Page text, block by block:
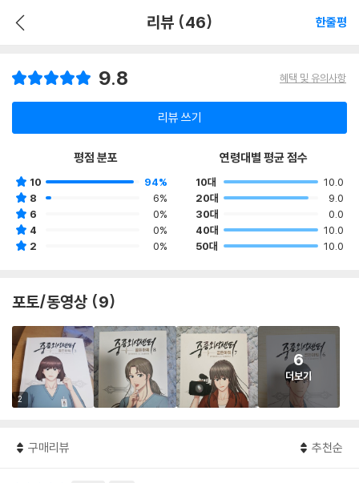
리뷰 (46) 한줄평
9.8 혜택 및 유의사항
리뷰 쓰기
평점 분포
10
94%
8
6%
6
0%
4
0%
2
0%
연령대별 평균 점수
10대
10.0
20대
9.0
30대
0.0
40대
10.0
50대
10.0
포토/동영상 (9)
2
6
더보기
구매리뷰 추천순